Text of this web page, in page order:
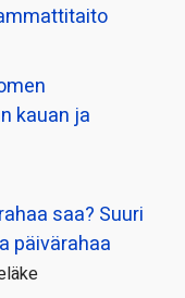
kauan ja
saa? Suuri
päivärahaa